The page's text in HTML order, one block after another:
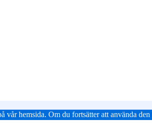
hemsida. Om du fortsätter att använda